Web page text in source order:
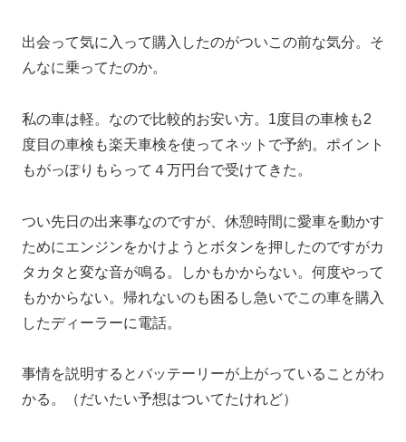
出会って気に入って購入したのがついこの前な気分。そ
んなに乗ってたのか。
私の車は軽。なので比較的お安い方。1度目の車検も2
度目の車検も楽天車検を使ってネットで予約。ポイント
もがっぽりもらって４万円台で受けてきた。
つい先日の出来事なのですが、休憩時間に愛車を動かす
ためにエンジンをかけようとボタンを押したのですがカ
タカタと変な音が鳴る。しかもかからない。何度やって
もかからない。帰れないのも困るし急いでこの車を購入
したディーラーに電話。
事情を説明するとバッテーリーが上がっていることがわ
かる。（だいたい予想はついてたけれど）